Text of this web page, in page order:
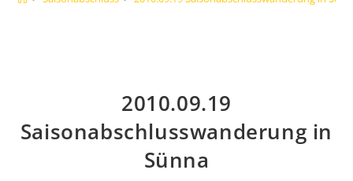
2010.09.19
Saisonabschlusswanderung in
Sünna